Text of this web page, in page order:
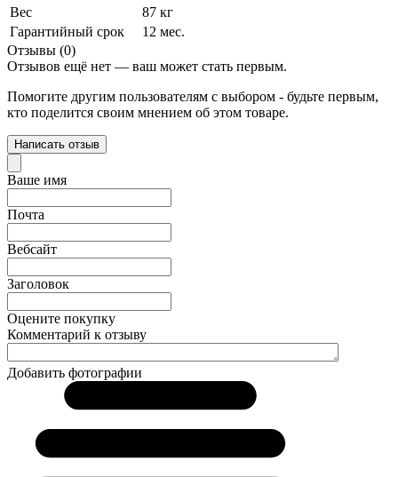
Вес
87 кг
Гарантийный срок
12 мес.
Отзывы (0)
Отзывов ещё нет — ваш может стать первым.
Помогите другим пользователям с выбором - будьте первым,
кто поделится своим мнением об этом товаре.
Написать отзыв
Ваше имя
Почта
Вебсайт
Заголовок
Оцените покупку
Комментарий к отзыву
Добавить фотографии